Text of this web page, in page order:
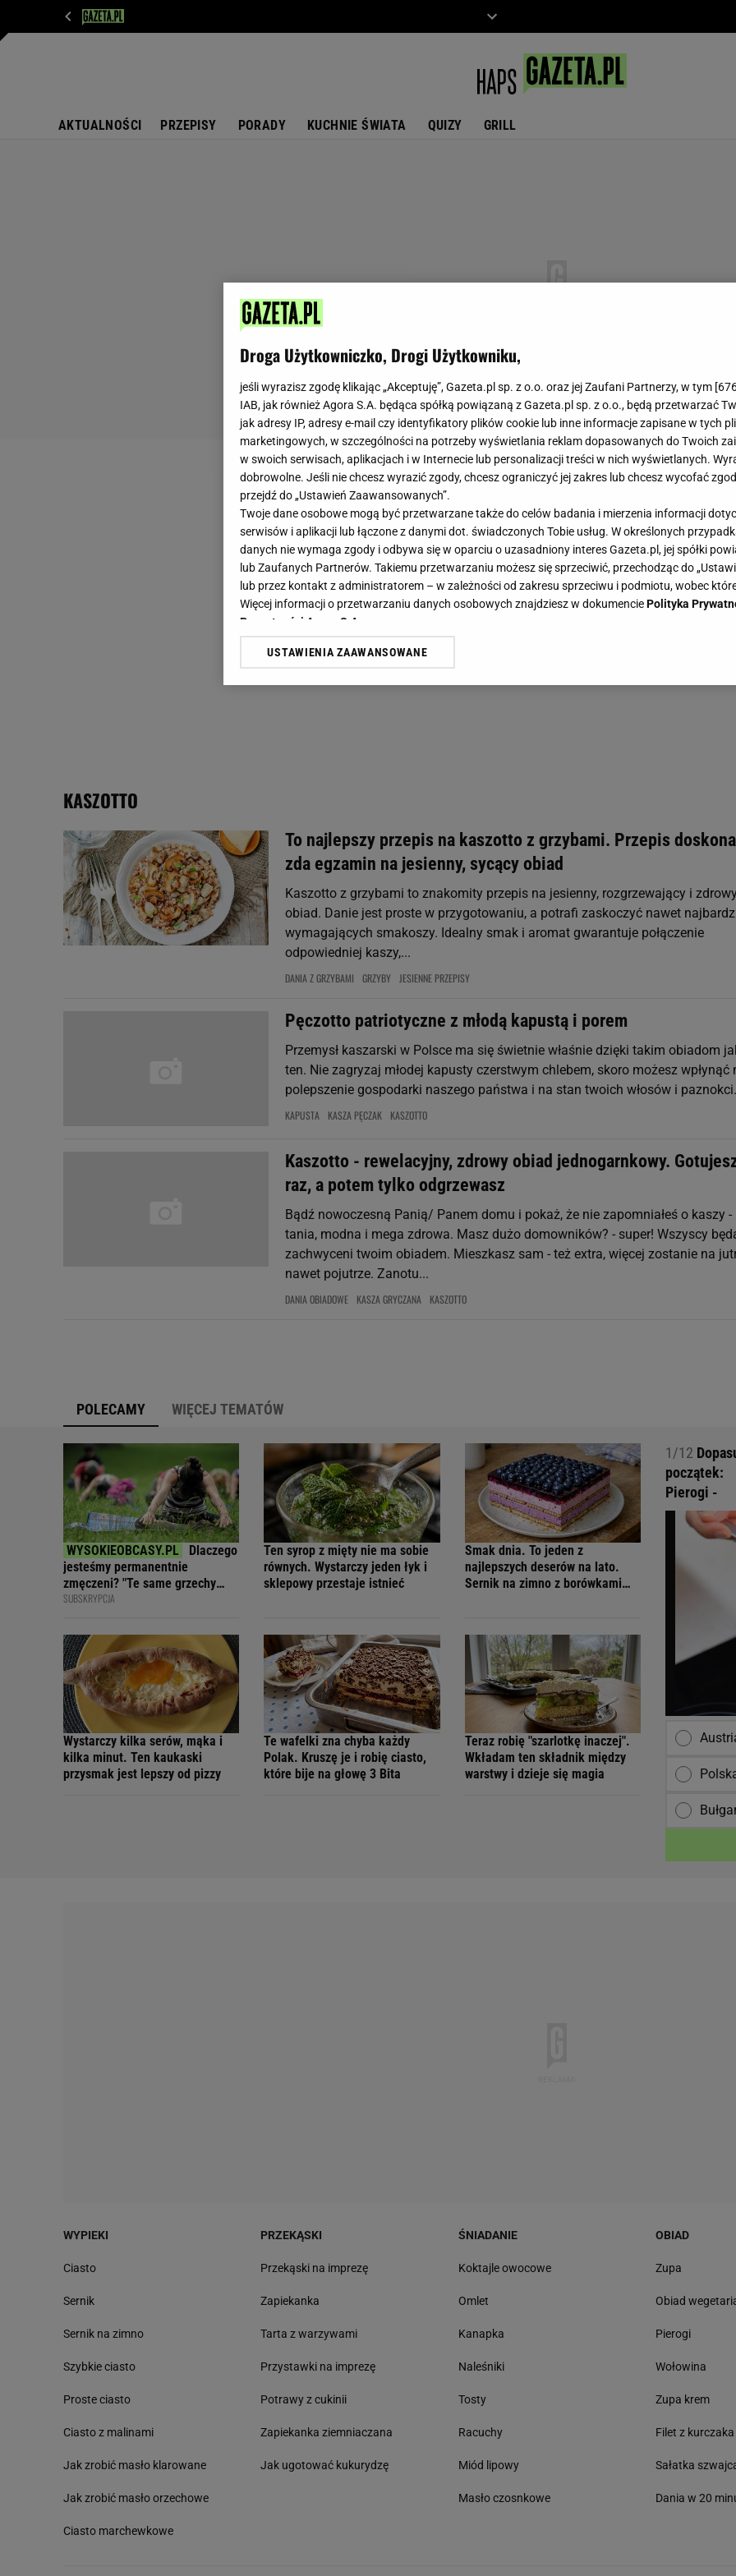
AKTUALNOŚCI PRZEPISY PORADY KUCHNIE ŚWIATA QUIZY GRILL
KASZOTTO
To najlepszy przepis na kaszotto z grzybami. Przepis
zda egzamin na jesienny, sycący obiad
Kaszotto z grzybami to znakomity przepis na jesienny, rozgrzewający i
obiad. Danie jest proste w przygotowaniu, a potrafi zaskoczyć nawet
wymagających smakoszy. Idealny smak i aromat gwarantuje połączenie
odpowiedniej kaszy,...
DANIA Z GRZYBAMI GRZYBY JESIENNE PRZEPISY
Pęczotto patriotyczne z młodą kapustą i porem
Przemysł kaszarski w Polsce ma się świetnie właśnie dzięki takim obiadom
ten. Nie zagryzaj młodej kapusty czerstwym chlebem, skoro możesz wpłynąć
polepszenie gospodarki naszego państwa i na stan twoich włosów i paznokci.
KAPUSTA KASZA PĘCZAK KASZOTTO
Kaszotto - rewelacyjny, zdrowy obiad jednogarnkowy.
raz, a potem tylko odgrzewasz
Bądź nowoczesną Panią/ Panem domu i pokaż, że nie zapomniałeś o kaszy -
tania, modna i mega zdrowa. Masz dużo domowników? - super! Wszyscy
zachwyceni twoim obiadem. Mieszkasz sam - też extra, więcej zostanie na
nawet pojutrze. Zanotu...
DANIA OBIADOWE KASZA GRYCZANA KASZOTTO
POLECAMY WIĘCEJ TEMATÓW
Dlaczego
jesteśmy permanentnie
zmęczeni? "Te same grzechy
główne"
SUBSKRYPCJA
Ten syrop z mięty nie ma sobie
równych. Wystarczy jeden łyk i
sklepowy przestaje istnieć
Smak dnia. To jeden z
najlepszych deserów na lato.
Sernik na zimno z borówkami
Wystarczy kilka serów, mąka i
kilka minut. Ten kaukaski
przysmak jest lepszy od pizzy
Te wafelki zna chyba każdy
Polak. Kruszę je i robię ciasto,
które bije na głowę 3 Bita
Teraz robię "szarlotkę inaczej".
Wkładam ten składnik między
warstwy i dzieje się magia
1/12
początek:
Pierogi -
WYPIEKI
Ciasto
Sernik
Sernik na zimno
Szybkie ciasto
Proste ciasto
Ciasto z malinami
Jak zrobić masło klarowane
Jak zrobić masło orzechowe
Ciasto marchewkowe
PRZEKĄSKI
Przekąski na imprezę
Zapiekanka
Tarta z warzywami
Przystawki na imprezę
Potrawy z cukinii
Zapiekanka ziemniaczana
Jak ugotować kukurydzę
ŚNIADANIE
Koktajle owocowe
Omlet
Kanapka
Naleśniki
Tosty
Racuchy
Miód lipowy
Masło czosnkowe
OBIAD
Zupa
Obiad
Pierogi
Wołowina
Zupa krem
Filet z kurczaka
Sałatka
Dania w 20
Droga Użytkowniczko, Drogi Użytkowniku,
jeśli wyrazisz zgodę klikając „Akceptuję”, Gazeta.pl sp. z o.o. oraz jej Zaufani Partnerzy, w tym [
IAB, jak również Agora S.A. będąca spółką powiązaną z Gazeta.pl sp. z o.o., będą przetwarzać
jak adresy IP, adresy e-mail czy identyfikatory plików cookie lub inne informacje zapisane w tych
marketingowych, w szczególności na potrzeby wyświetlania reklam dopasowanych do Twoich
w swoich serwisach, aplikacjach i w Internecie lub personalizacji treści w nich wyświetlanych.
dobrowolne. Jeśli nie chcesz wyrazić zgody, chcesz ograniczyć jej zakres lub chcesz wycofać
przejdź do „Ustawień Zaawansowanych”.
Twoje dane osobowe mogą być przetwarzane także do celów badania i mierzenia informacji
serwisów i aplikacji lub łączone z danymi dot. świadczonych Tobie usług. W określonych
danych nie wymaga zgody i odbywa się w oparciu o uzasadniony interes Gazeta.pl, jej spółki
lub Zaufanych Partnerów. Takiemu przetwarzaniu możesz się sprzeciwić, przechodząc do
lub przez kontakt z administratorem – w zależności od zakresu sprzeciwu i podmiotu, wobec
Więcej informacji o przetwarzaniu danych osobowych znajdziesz w dokumenciePolityka
Prywatności Agora S.A.
Klikając „Akceptuję” wyrażasz też zgodę na zainstalowanie i przechowywanie plików cookie
USTAWIENIA ZAAWANSOWANE